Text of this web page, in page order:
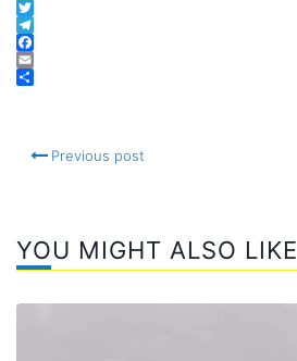
WhatsApp
Twitter
Telegram
Facebook
Email
Previous post
YOU MIGHT ALSO LIKE